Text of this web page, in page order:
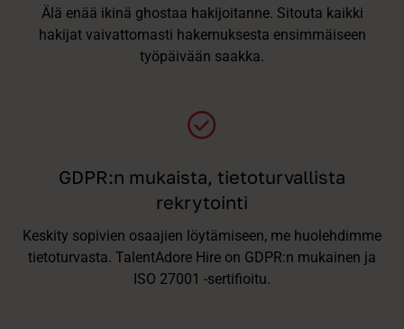
Älä enää ikinä ghostaa hakijoitanne. Sitouta kaikki
hakijat vaivattomasti hakemuksesta ensimmäiseen
työpäivään saakka.
GDPR:n mukaista, tietoturvallista
rekrytointi
Keskity sopivien osaajien löytämiseen, me huolehdimme
tietoturvasta. TalentAdore Hire on GDPR:n mukainen ja
ISO 27001 -sertifioitu.